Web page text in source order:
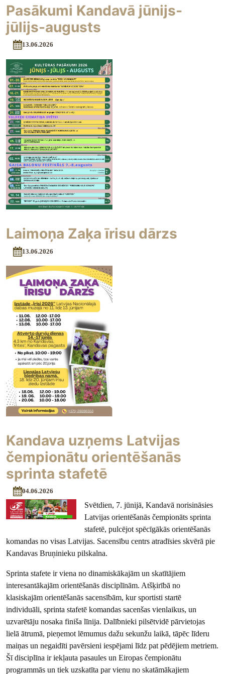
Pasākumi Kandavā jūnijs-
jūlijs-augusts
13.06.2026
Laimoņa Zaķa īrisu dārzs
13.06.2026
Kandava uzņems Latvijas
čempionātu orientēšanās
sprinta stafetē
04.06.2026
Svētdien, 7. jūnijā, Kandavā norisināsies
Latvijas orientēšanās čempionāts sprinta
stafetē, pulcējot spēcīgākās orientēšanās
komandas no visas Latvijas. Sacensību centrs atradīsies skvērā pie
Kandavas Bruņinieku pilskalna.
Sprinta stafete ir viena no dinamiskākajām un skatītājiem
interesantākajām orientēšanās disciplīnām. Atšķirībā no
klasiskajām orientēšanās sacensībām, kur sportisti startē
individuāli, sprinta stafetē komandas sacenšas vienlaikus, un
uzvarētāju nosaka finiša līnija. Dalībnieki pilsētvidē pārvietojas
lielā ātrumā, pieņemot lēmumus dažu sekunžu laikā, tāpēc līderu
maiņas un negaidīti pavērsieni iespējami līdz pat pēdējiem metriem.
Šī disciplīna ir iekļauta pasaules un Eiropas čempionātu
programmās un tiek uzskatīta par vienu no skatāmākajiem